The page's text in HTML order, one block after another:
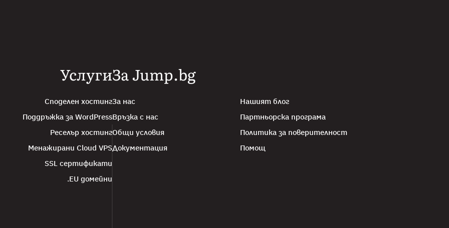
Услуги
Споделен хостинг
Поддръжка за WordPress
Реселър хостинг
Менажирани Cloud VPS
SSL сертификати
.EU домейни
За Jump.bg
За нас
Нашият блог
Връзка с нас
Партньорска програма
Общи условия
Политика за поверителност
Документация
Помощ